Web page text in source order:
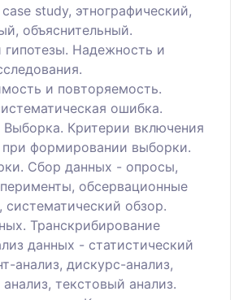
study, этнографический,
объяснительный.
Надежность и
и повторяемость.
ошибка.
Выборка. Критерии включения
формировании выборки.
Сбор данных - опросы,
обсервационные
систематический обзор.
Транскрибирование
данных - статистический
анализ, дискурс-анализ,
текстовый анализ.